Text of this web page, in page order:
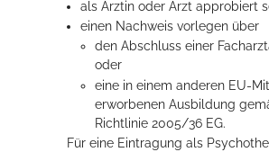
Erleben in Hockenheim
Spaß unter prickelnden Wasserfällen, das
Wellenbecken oder doch lieber die pure
Sprudelliege im Solebecken?
als Ärztin oder Arzt approbiert
einen Nachweis vorlegen über
den Abschluss einer
oder
eine in einem anderen EU-
erworbenen Ausbildung
Richtlinie 2005/36 EG.
Für eine Eintragung als